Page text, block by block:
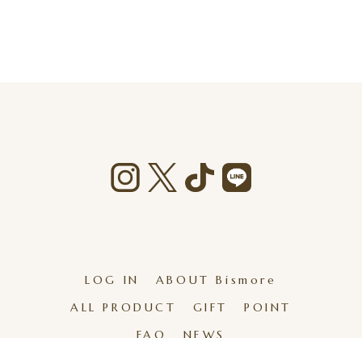
LOG IN
ABOUT Bismore
ALL PRODUCT
GIFT
POINT
FAQ
NEWS